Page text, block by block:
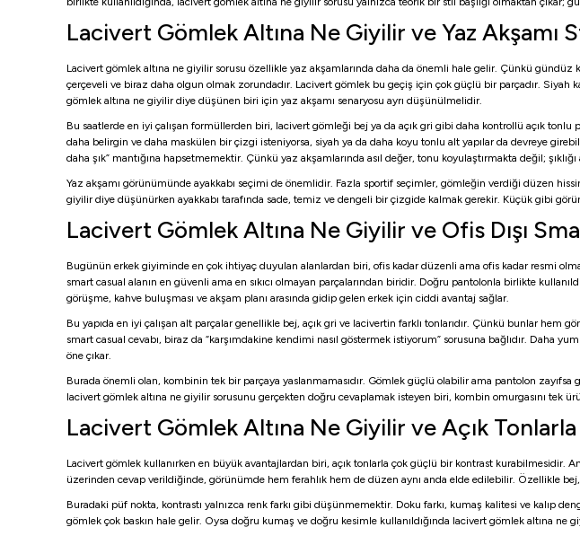
Lacivert Gömlek Altına Ne Giyilir ve Yaz Akşamı
Lacivert gömlek altına ne giyilir sorusu özellikle yaz akşamlarında daha da önemli hale gelir. Çünkü
çerçeveli ve biraz daha olgun olmak zorundadır. Lacivert gömlek bu geçiş için çok güçlü bir parçadır.
gömlek altına ne giyilir diye düşünen biri için yaz akşamı senaryosu ayrı düşünülmelidir.
Bu saatlerde en iyi çalışan formüllerden biri, lacivert gömleği bej ya da açık gri gibi daha kontrollü açık
daha belirgin ve daha maskülen bir çizgi isteniyorsa, siyah ya da daha koyu tonlu alt yapılar da devreye
daha şık” mantığına hapsetmemektir. Çünkü yaz akşamlarında asıl değer, tonu koyulaştırmakta değil;
Yaz akşamı görünümünde ayakkabı seçimi de önemlidir. Fazla sportif seçimler, gömleğin verdiği düzen
giyilir diye düşünürken ayakkabı tarafında sade, temiz ve dengeli bir çizgide kalmak gerekir. Küçük gibi
Lacivert Gömlek Altına Ne Giyilir ve Ofis Dışı
Bugünün erkek giyiminde en çok ihtiyaç duyulan alanlardan biri, ofis kadar düzenli ama ofis kadar resmi
smart casual alanın en güvenli ama en sıkıcı olmayan parçalarından biridir. Doğru pantolonla birlikte
görüşme, kahve buluşması ve akşam planı arasında gidip gelen erkek için ciddi avantaj sağlar.
Bu yapıda en iyi çalışan alt parçalar genellikle bej, açık gri ve lacivertin farklı tonlarıdır. Çünkü bunlar hem
smart casual cevabı, biraz da “karşımdakine kendimi nasıl göstermek istiyorum” sorusuna bağlıdır. Daha
öne çıkar.
Burada önemli olan, kombinin tek bir parçaya yaslanmamasıdır. Gömlek güçlü olabilir ama pantolon
lacivert gömlek altına ne giyilir sorusunu gerçekten doğru cevaplamak isteyen biri, kombin omurgasını tek
Lacivert Gömlek Altına Ne Giyilir ve Açık
Lacivert gömlek kullanırken en büyük avantajlardan biri, açık tonlarla çok güçlü bir kontrast kurabilmesidir.
üzerinden cevap verildiğinde, görünümde hem ferahlık hem de düzen aynı anda elde edilebilir. Özellikle
Buradaki püf nokta, kontrastı yalnızca renk farkı gibi düşünmemektir. Doku farkı, kumaş kalitesi ve kalıp
gömlek çok baskın hale gelir. Oysa doğru kumaş ve doğru kesimle kullanıldığında lacivert gömlek altına